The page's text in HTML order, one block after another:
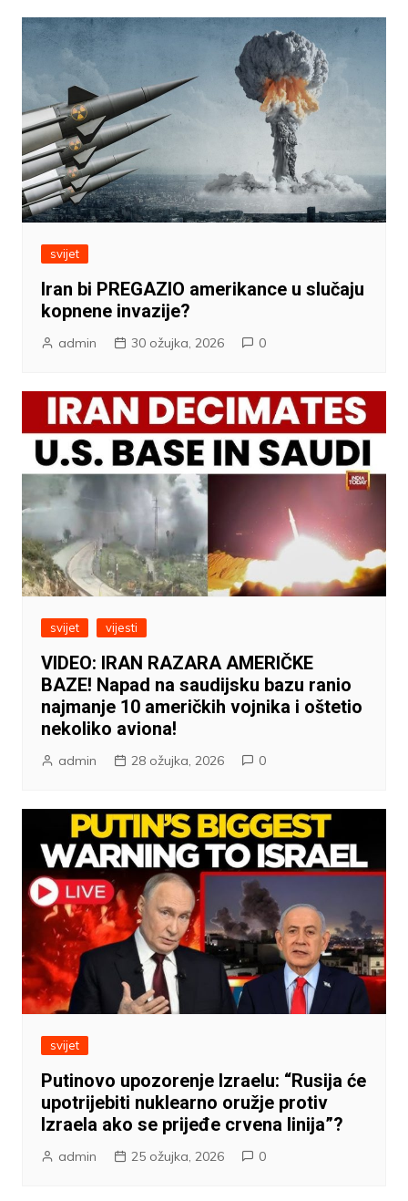
svijet
Iran bi PREGAZIO amerikance u slučaju
kopnene invazije?
admin 30 ožujka, 2026 0
svijet vijesti
VIDEO: IRAN RAZARA AMERIČKE
BAZE! Napad na saudijsku bazu ranio
najmanje 10 američkih vojnika i oštetio
nekoliko aviona!
admin 28 ožujka, 2026 0
svijet
Putinovo upozorenje Izraelu: “Rusija će
upotrijebiti nuklearno oružje protiv
Izraela ako se prijeđe crvena linija”?
admin 25 ožujka, 2026 0